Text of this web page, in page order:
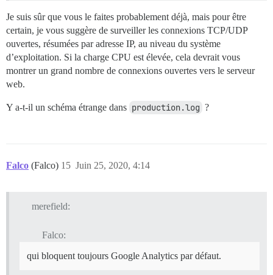
Je suis sûr que vous le faites probablement déjà, mais pour être
certain, je vous suggère de surveiller les connexions TCP/UDP
ouvertes, résumées par adresse IP, au niveau du système
d’exploitation. Si la charge CPU est élevée, cela devrait vous
montrer un grand nombre de connexions ouvertes vers le serveur
web.
Y a-t-il un schéma étrange dans production.log ?
Falco (Falco) Juin 25, 2020, 4:14
15
merefield:
Falco:
qui bloquent toujours Google Analytics par défaut.